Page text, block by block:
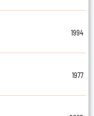
1994
1977